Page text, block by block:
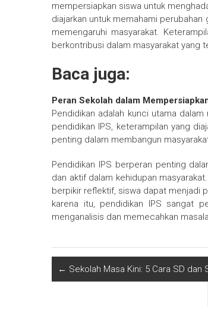
mempersiapkan siswa untuk
diajarkan untuk memahami
memengaruhi masyarakat.
berkontribusi dalam masyarakat yang
Baca juga:
Peran Sekolah dalam
Pendidikan adalah kunci utama
pendidikan IPS, keterampilan yang
penting dalam membangun
Pendidikan IPS berperan penting
dan aktif dalam kehidupan
berpikir reflektif, siswa dapat menjadi
karena itu, pendidikan IPS sangat
menganalisis dan memecahkan
← Sekolah Masa Kini: 5 Cara SD